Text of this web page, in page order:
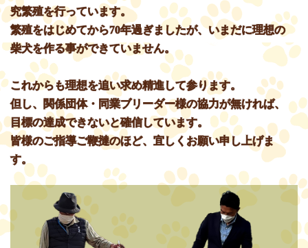
究繁殖を行っています。
繁殖をはじめてから70年過ぎましたが、いまだに理想の
柴犬を作る事ができていません。
これからも理想を追い求め精進して参ります。
但し、関係団体・同業ブリーダー様の協力が無ければ、
目標の達成できないと確信しています。
皆様のご指導ご鞭撻のほど、宜しくお願い申し上げま
す。